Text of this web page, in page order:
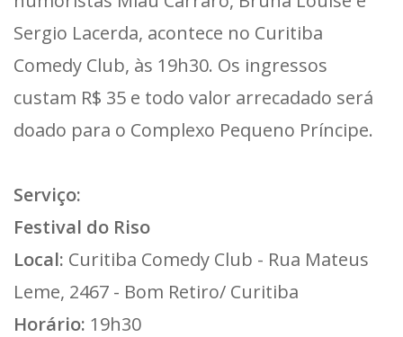
Sergio Lacerda, acontece no Curitiba
Comedy Club, às 19h30. Os ingressos
custam R$ 35 e todo valor arrecadado será
doado para o Complexo Pequeno Príncipe.
Serviço:
Festival do Riso
Local: Curitiba Comedy Club - Rua Mateus
Leme, 2467 - Bom Retiro/ Curitiba
Horário: 19h30